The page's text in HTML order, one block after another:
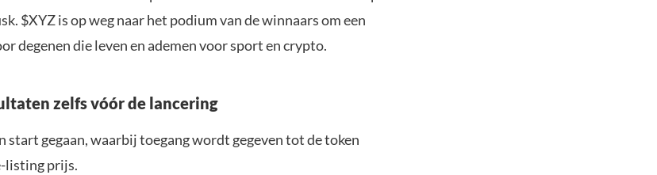
$XYZ is op weg naar het podium van de winnaars om een
degenen die leven en ademen voor sport en crypto.
zelfs vóór de lancering
start gegaan, waarbij toegang wordt gegeven tot de token
listing prijs.